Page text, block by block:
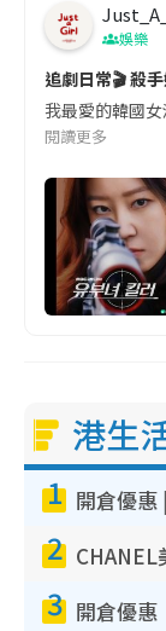
娛樂
追劇日常🎬 殺
我最愛的韓國
閱讀更多
港生
1
2
3